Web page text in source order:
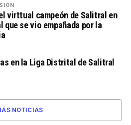
virttual campeón de Salitral en
que se vio empañada por la
en la Liga Distrital de Salitral
NOTICIAS